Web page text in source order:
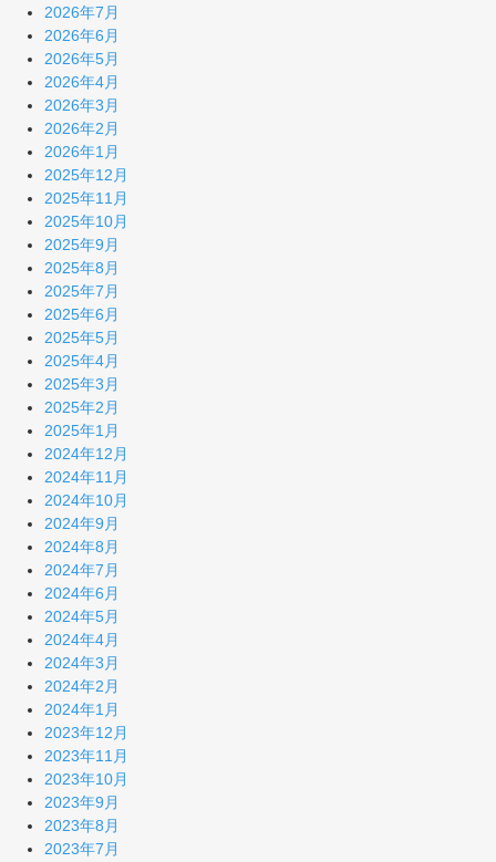
2026年7月
2026年6月
2026年5月
2026年4月
2026年3月
2026年2月
2026年1月
2025年12月
2025年11月
2025年10月
2025年9月
2025年8月
2025年7月
2025年6月
2025年5月
2025年4月
2025年3月
2025年2月
2025年1月
2024年12月
2024年11月
2024年10月
2024年9月
2024年8月
2024年7月
2024年6月
2024年5月
2024年4月
2024年3月
2024年2月
2024年1月
2023年12月
2023年11月
2023年10月
2023年9月
2023年8月
2023年7月